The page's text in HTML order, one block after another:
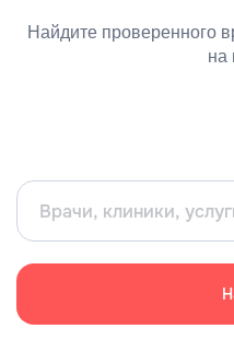
Найдите проверенного
на